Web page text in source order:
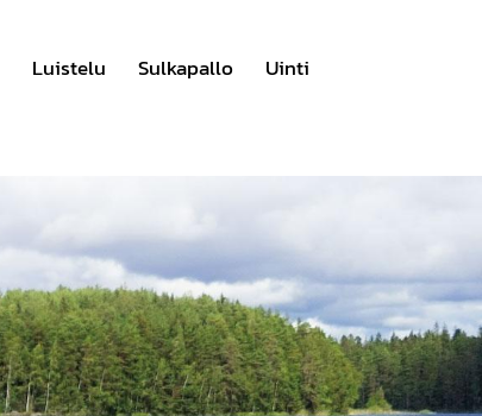
Luistelu Sulkapallo
Uinti